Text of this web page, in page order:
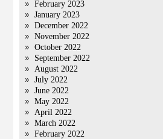
February 2023
January 2023
December 2022
November 2022
October 2022
September 2022
August 2022
July 2022
June 2022
May 2022
April 2022
March 2022
February 2022